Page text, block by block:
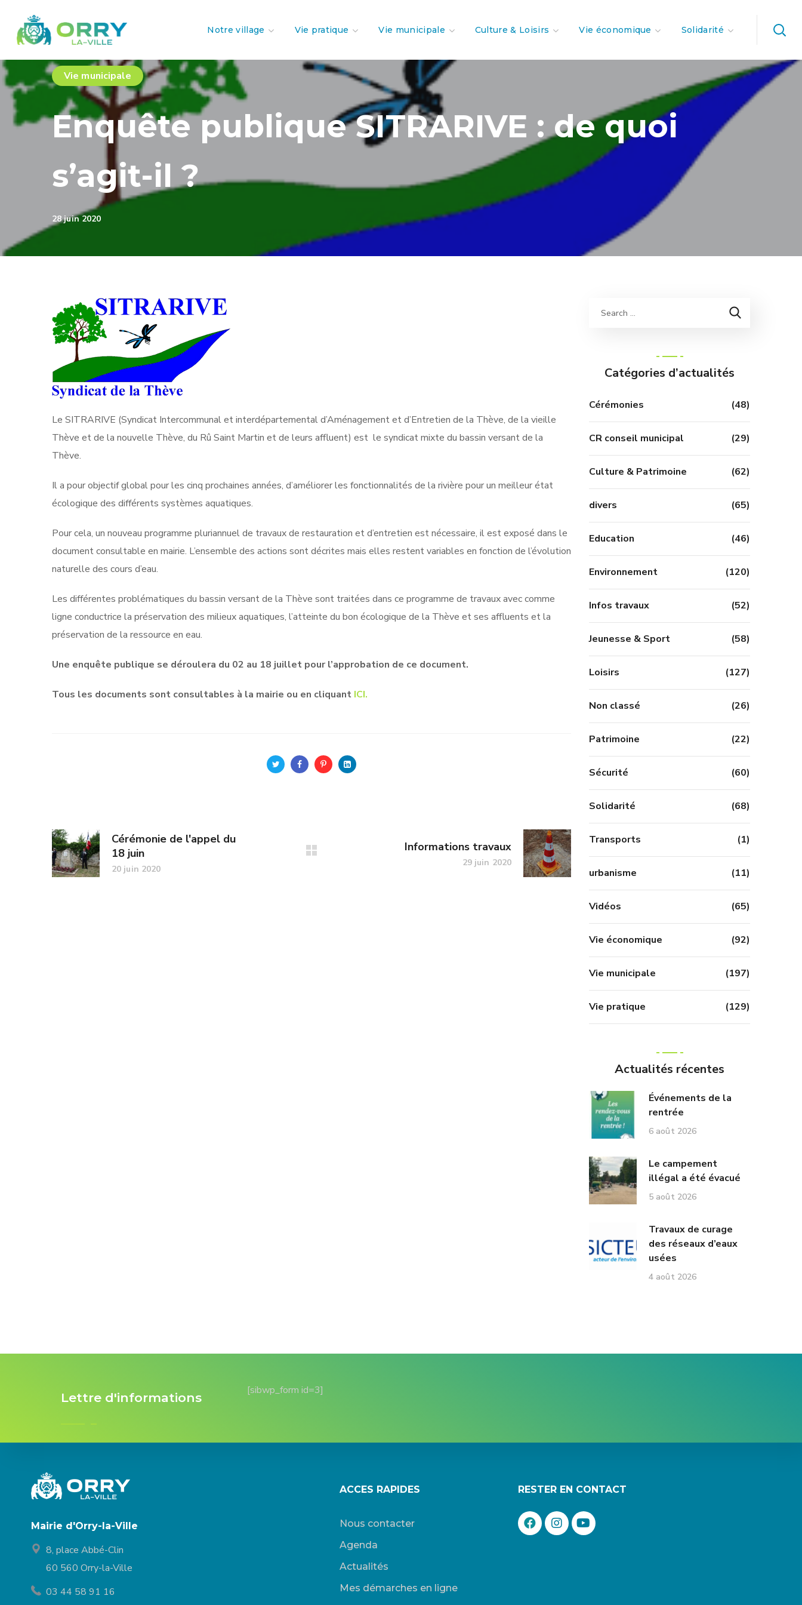
Notre village Vie pratique Vie municipale Culture & Loisirs Vie économique Solidarité
Vie municipale
Enquête publique SITRARIVE : de quoi
s’agit-il ?
28 juin 2020
Le SITRARIVE (Syndicat Intercommunal et interdépartemental d’Aménagement et d’Entretien de la Thève, de la vieille
Thève et de la nouvelle Thève, du Rû Saint Martin et de leurs affluent) est le syndicat mixte du bassin versant de la
Thève.
Il a pour objectif global pour les cinq prochaines années, d’améliorer les fonctionnalités de la rivière pour un meilleur état
écologique des différents systèmes aquatiques.
Pour cela, un nouveau programme pluriannuel de travaux de restauration et d’entretien est nécessaire, il est exposé dans le
document consultable en mairie. L’ensemble des actions sont décrites mais elles restent variables en fonction de l’évolution
naturelle des cours d’eau.
Les différentes problématiques du bassin versant de la Thève sont traitées dans ce programme de travaux avec comme
ligne conductrice la préservation des milieux aquatiques, l’atteinte du bon écologique de la Thève et ses affluents et la
préservation de la ressource en eau.
Une enquête publique se déroulera du 02 au 18 juillet pour l’approbation de ce document.
Tous les documents sont consultables à la mairie ou en cliquant ICI.
Cérémonie de l'appel du
18 juin
20 juin 2020
Informations travaux
29 juin 2020
Catégories d’actualités
Cérémonies (48)
CR conseil municipal (29)
Culture & Patrimoine (62)
divers (65)
Education (46)
Environnement (120)
Infos travaux (52)
Jeunesse & Sport (58)
Loisirs (127)
Non classé (26)
Patrimoine (22)
Sécurité (60)
Solidarité (68)
Transports (1)
urbanisme (11)
Vidéos (65)
Vie économique (92)
Vie municipale (197)
Vie pratique (129)
Actualités récentes
Événements de la
rentrée
6 août 2026
Le campement
illégal a été évacué
5 août 2026
Travaux de curage
des réseaux d’eaux
usées
4 août 2026
Lettre d'informations [sibwp_form id=3]
Mairie d'Orry-la-Ville
8, place Abbé-Clin
60 560 Orry-la-Ville
03 44 58 91 16
ACCES RAPIDES
Nous contacter
Agenda
Actualités
Mes démarches en ligne
RESTER EN CONTACT